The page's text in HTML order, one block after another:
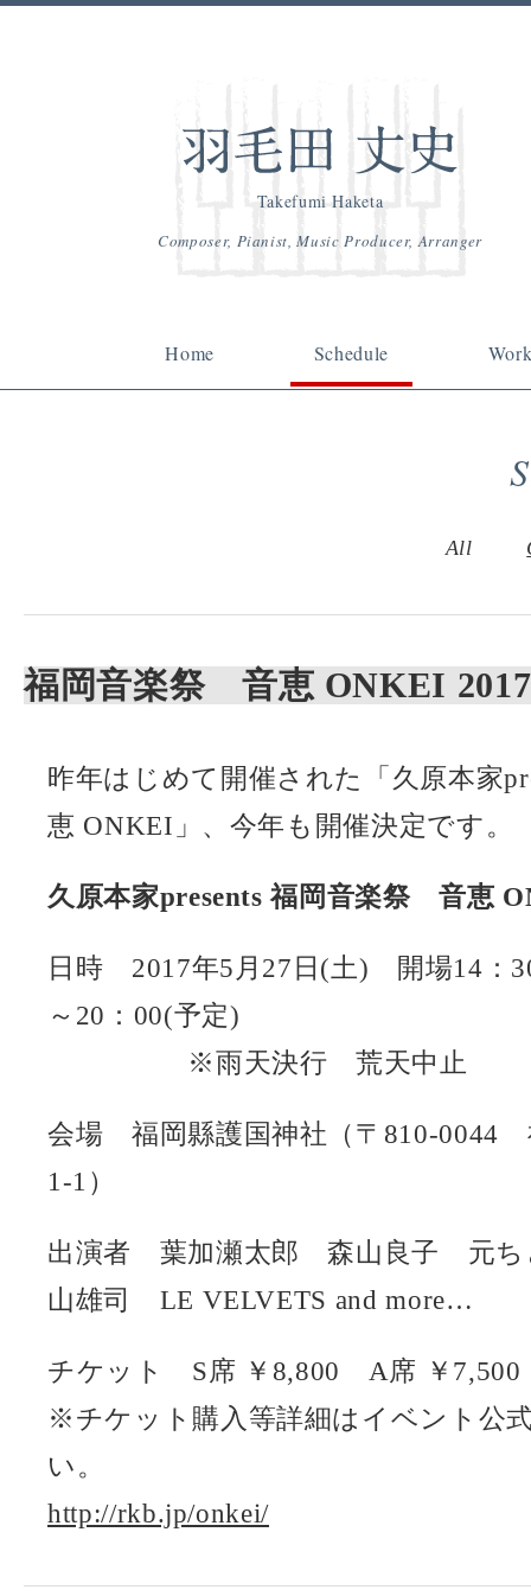
Takefumi Haketa
Composer, Pianist, Music Producer, Arranger
Home Schedule
All
福岡音楽祭 音恵 ONKEI
昨年はじめて開催された「久原本家
恵 ONKEI」、今年も開催決定です。
久原本家presents 福岡音楽祭 音恵
日時 2017年5月27日(土) 開場14：
～20：00(予定)
※雨天決行 荒天中止
会場 福岡縣護国神社（〒810-0044
1-1）
出演者 葉加瀬太郎 森山良子 元
山雄司 LE VELVETS and more…
チケット S席 ￥8,800 A席 ￥7,500
※チケット購入等詳細はイベント公
い。
http://rkb.jp/onkei/